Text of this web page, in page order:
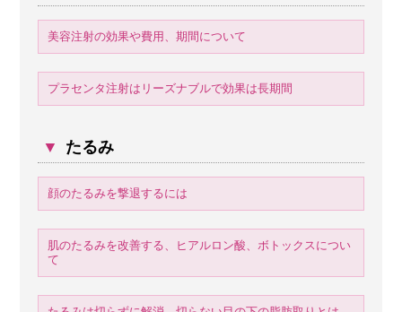
美容注射の効果や費用、期間について
プラセンタ注射はリーズナブルで効果は長期間
▼ たるみ
顔のたるみを撃退するには
肌のたるみを改善する、ヒアルロン酸、ボトックスについ
て